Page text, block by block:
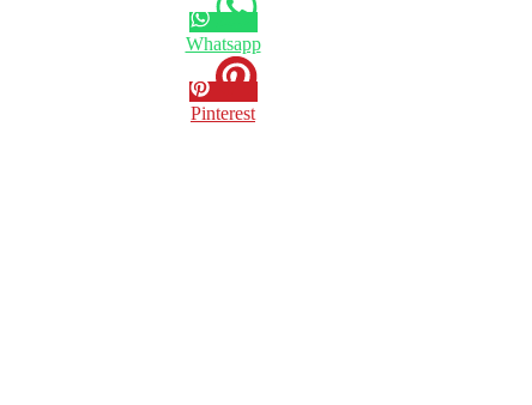
Whatsapp
Pinterest